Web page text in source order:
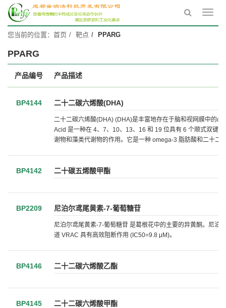
您当前的位置： 首页 靶点 PPARG
PPARG
产品编号 产品描述
BP4144 二十二碳六烯酸(DHA)
二十二碳六烯酸(DHA) (DHA)是丰富地存在于脑和视网膜中的
Acid 是一种在 4、7、10、13、16 和 19 位具有 6 个顺式双键
谢物和藻类代谢物的作用。它是一种 omega-3 脂肪酸和二十二
BP4142 二十碳五烯酸甲酯
BP2209 尼泊尔鸢尾黄素-7-葡萄糖苷
尼泊尔鸢尾黄素-7-葡萄糖苷 是葛根花中的主要的异黄酮。尼泊
道 VRAC 具有高效阻断作用 (IC50=9.8 μM)。
BP4146 二十二碳六烯酸乙酯
BP4145 二十二碳六烯酸甲酯